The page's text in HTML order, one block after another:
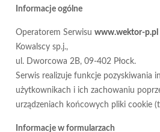
Informacje ogólne
Operatorem Serwisuwww.wektor-p.pl
Kowalscy sp.j.,
ul. Dworcowa 2B, 09-402 Płock.
Serwis realizuje funkcje pozyskiwania
użytkownikach i ich zachowaniu
urządzeniach końcowych pliki cookie
Informacje w formularzach